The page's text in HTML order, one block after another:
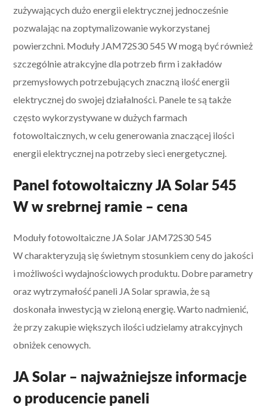
zużywających dużo energii elektrycznej jednocześnie
pozwalając na zoptymalizowanie wykorzystanej
powierzchni. Moduły JAM72S30 545 W mogą być również
szczególnie atrakcyjne dla potrzeb firm i zakładów
przemysłowych potrzebujących znaczną ilość energii
elektrycznej do swojej działalności. Panele te są także
często wykorzystywane w dużych farmach
fotowoltaicznych, w celu generowania znaczącej ilości
energii elektrycznej na potrzeby sieci energetycznej.
Panel fotowoltaiczny JA Solar 545
W w srebrnej ramie – cena
Moduły fotowoltaiczne JA Solar JAM72S30 545
W charakteryzują się świetnym stosunkiem ceny do jakości
i możliwości wydajnościowych produktu. Dobre parametry
oraz wytrzymałość paneli JA Solar sprawia, że są
doskonała inwestycją w zieloną energię. Warto nadmienić,
że przy zakupie większych ilości udzielamy atrakcyjnych
obniżek cenowych.
JA Solar – najważniejsze informacje
o producencie paneli